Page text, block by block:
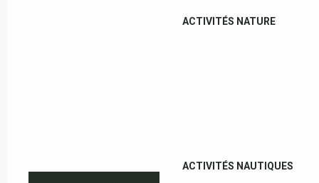
ACTIVITÉS NATURE
ACTIVITÉS NAUTIQUES